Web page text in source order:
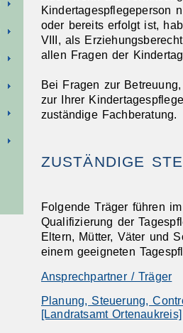
Kindertagespflegeperson
oder bereits erfolgt ist,
VIII, als
allen Fragen der
Bei Fragen zur
zur Ihrer
zuständige Fachberatung.
ZUSTÄNDIGE
Folgende Träger führen
Qualifizierung der
Eltern, Mütter, Väter und
einem geeigneten
Ansprechpartner / Träger
Planung, Steuerung,
[Landratsamt Ortenaukreis]